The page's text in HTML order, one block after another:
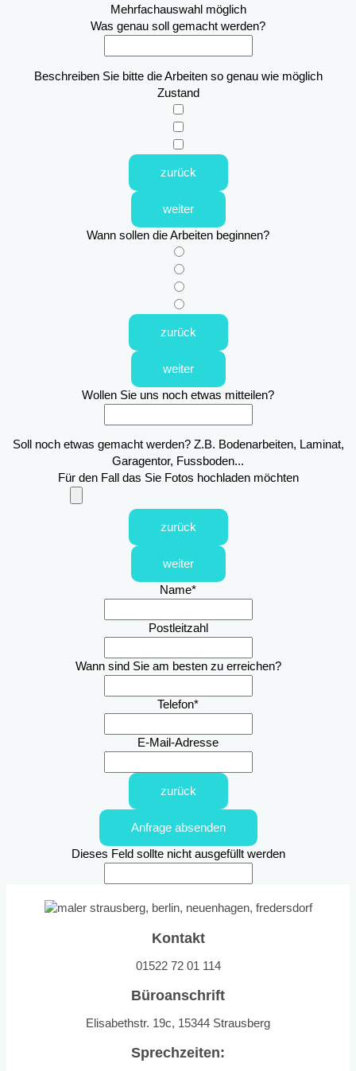
Mehrfachauswahl möglich
Was genau soll gemacht werden?
Beschreiben Sie bitte die Arbeiten so genau wie möglich
Zustand
zurück
weiter
Wann sollen die Arbeiten beginnen?
zurück
weiter
Wollen Sie uns noch etwas mitteilen?
Soll noch etwas gemacht werden? Z.B. Bodenarbeiten, Laminat,
Garagentor, Fussboden...
Für den Fall das Sie Fotos hochladen möchten
zurück
weiter
Name*
Postleitzahl
Wann sind Sie am besten zu erreichen?
Telefon*
E-Mail-Adresse
zurück
Anfrage absenden
Dieses Feld sollte nicht ausgefüllt werden
Kontakt
01522 72 01 114
Büroanschrift
Elisabethstr. 19c, 15344 Strausberg
Sprechzeiten: